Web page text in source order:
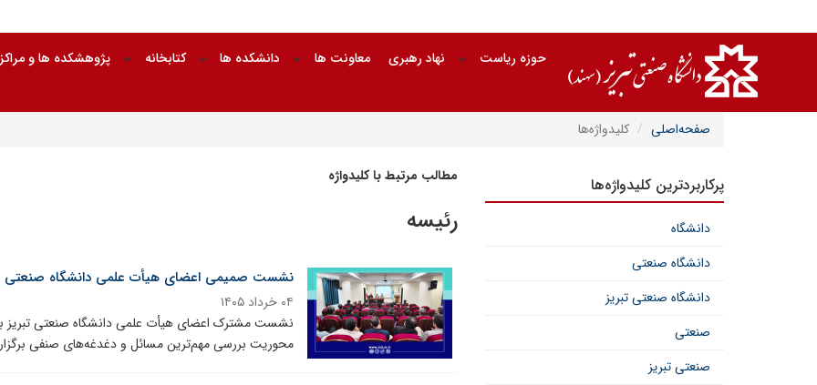
حوزه ریاست نهاد رهبری معاونت ها دانشکده ها کتابخانه پژوهشکده ها و
صفحه‌اصلی کلیدواژه‌ها
مطالب مرتبط با کلیدواژه
رئیسه
نشست صمیمی اعضای هیأت علمی دانشگاه صنعتی
۰۴ خرداد ۱۴۰۵
نشست مشترک اعضای هیأت علمی دانشگاه صنعتی تبریز
محوریت بررسی مهم‌ترین مسائل و دغدغه‌های صنفی
پرکاربردترین کلیدواژه‌ها
دانشگاه
دانشگاه صنعتی
دانشگاه صنعتی تبریز
صنعتی
صنعتی تبریز